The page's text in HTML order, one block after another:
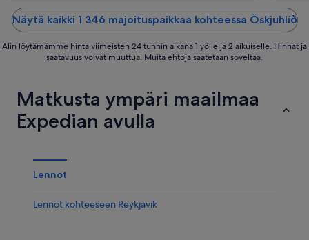
5Näytä kaikki 1 346 majoituspaikkaa kohteessa Öskjuhlíð
Alin löytämämme hinta viimeisten 24 tunnin aikana 1 yölle ja 2 aikuiselle. Hinnat ja
saatavuus voivat muuttua. Muita ehtoja saatetaan soveltaa.
Matkusta ympäri maailmaa
Expedian avulla
Lennot
Lennot kohteeseen Reykjavík